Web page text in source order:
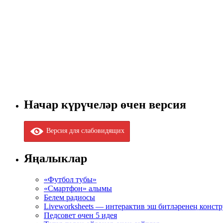
Начар күрүчеләр өчен версия
Версия для слабовидящих
Яңалыклар
«Футбол тубы»
«Смартфон» алымы
Белем радиосы
Liveworksheets — интерактив эш битләренең
Педсовет өчен 5 идея